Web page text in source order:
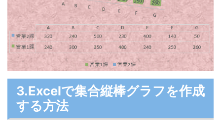
3.Excelで集合縦棒グラフを作成
する方法